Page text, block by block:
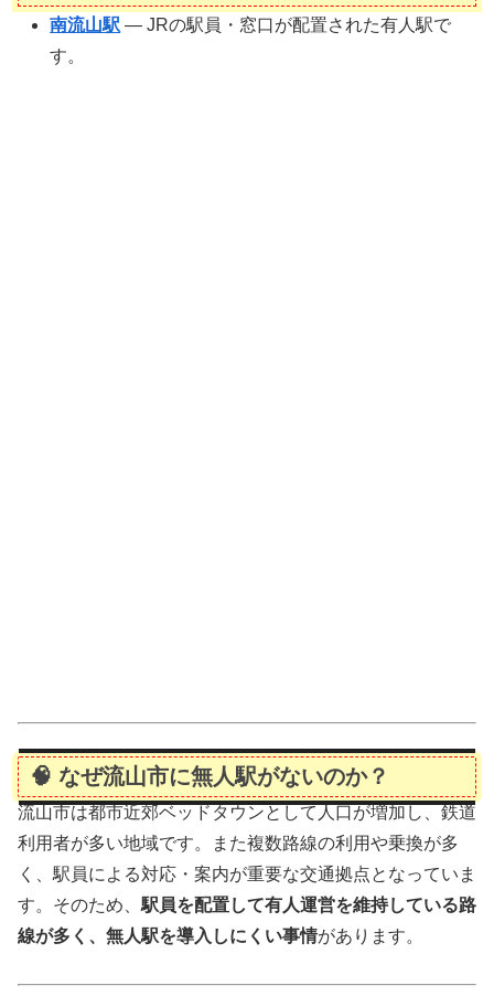
南流山駅 — JRの駅員・窓口が配置された有人駅で
す。
🧠 なぜ流山市に無人駅がないのか？
流山市は都市近郊ベッドタウンとして人口が増加し、鉄道
利用者が多い地域です。また複数路線の利用や乗換が多
く、駅員による対応・案内が重要な交通拠点となっていま
す。そのため、 駅員を配置して有人運営を維持している路
線が多く、無人駅を導入しにくい事情があります。